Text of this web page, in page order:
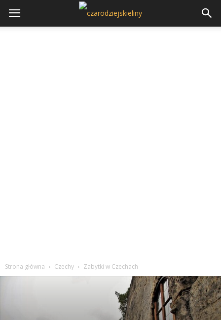
Strona główna Czechy Zabytki w Czechach